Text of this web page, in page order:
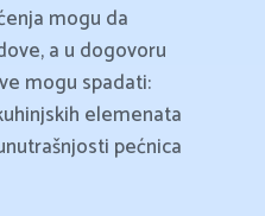
mogu da
a u dogovoru
mogu spadati:
elemenata
pećnica